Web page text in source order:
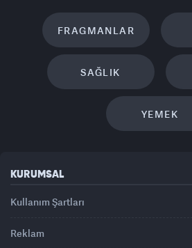
FRAGMANLAR
SAĞLIK
YEMEK
KURUMSAL
Kullanım Şartları
Reklam